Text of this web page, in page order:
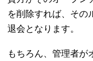
を削除すれば、その
退会となります。
もちろん、管理者が